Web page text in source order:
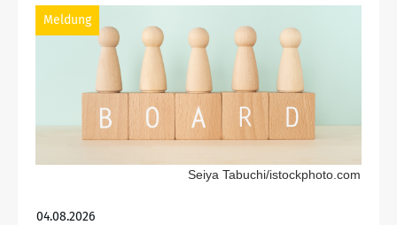
Meldung
Seiya Tabuchi/istockphoto.com
04.08.2026